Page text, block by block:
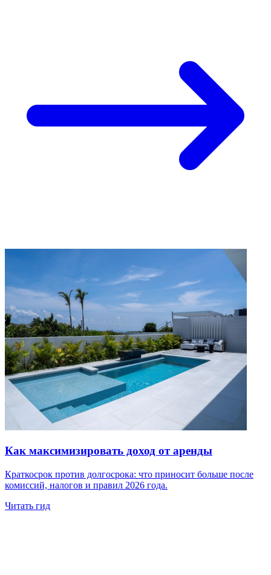
Как максимизировать доход от аренды
Краткосрок против долгосрока: что приносит больше после
комиссий, налогов и правил 2026 года.
Читать гид